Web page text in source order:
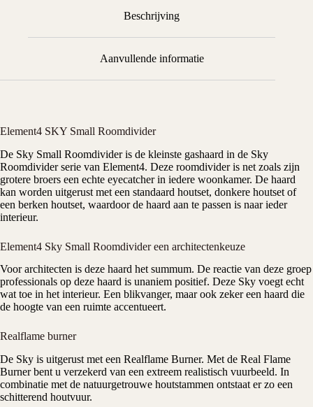
Beschrijving
Aanvullende informatie
Element4 SKY Small Roomdivider
De Sky Small Roomdivider is de kleinste gashaard in de Sky
Roomdivider serie van Element4. Deze roomdivider is net zoals zijn
grotere broers een echte eyecatcher in iedere woonkamer. De haard
kan worden uitgerust met een standaard houtset, donkere houtset of
een berken houtset, waardoor de haard aan te passen is naar ieder
interieur.
Element4 Sky Small Roomdivider een architectenkeuze
Voor architecten is deze haard het summum. De reactie van deze groep
professionals op deze haard is unaniem positief. Deze Sky voegt echt
wat toe in het interieur. Een blikvanger, maar ook zeker een haard die
de hoogte van een ruimte accentueert.
Realflame burner
De Sky is uitgerust met een Realflame Burner. Met de Real Flame
Burner bent u verzekerd van een extreem realistisch vuurbeeld. In
combinatie met de natuurgetrouwe houtstammen ontstaat er zo een
schitterend houtvuur.